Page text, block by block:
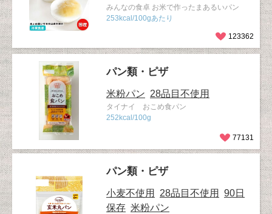
みんなの食卓 お米で作ったまあるいパン
253kcal/100gあたり
123362
パン類・ピザ
米粉パン 28品目不使用
タイナイ おこめ食パン
252kcal/100g
77131
パン類・ピザ
小麦不使用 28品目不使用
90日
保存 米粉パン